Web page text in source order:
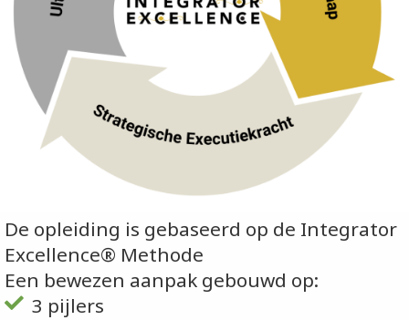
De opleiding is gebaseerd op de Integrator
Excellence® Methode
Een bewezen aanpak gebouwd op:
3 pijlers